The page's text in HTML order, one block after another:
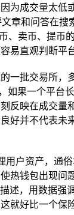
为成交量太
章和问答在
、卖币、提
易直观判断平
一批交易所
如果一个平
反映在成交
好并不代表
户资产，通
热钱包出现
述，用数据
就好比一个